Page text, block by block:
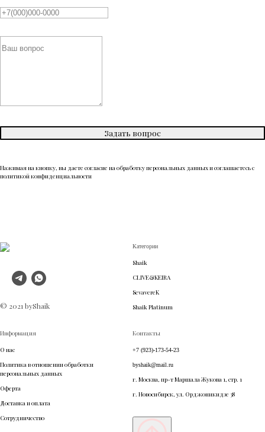
Задать вопрос
Нажимая на кнопку, вы даете согласие на обработку персональных данных и соглашаетесь c
политикой конфиденциальности
© 2021 byShaik
Категории
Shaik
CLIVE&KEIRA
SevavereK
Shaik Platinum
Информация
О нас
Политика в отношении обработки
персональных данных
Оферта
Доставка и оплата
Сотрудничество
Контакты
+7 (923)-173-54-23
byshaik@mail.ru
г. Москва, пр-т Маршала Жукова 1, стр. 1
г. Новосибирск, ул. Орджоникидзе 38